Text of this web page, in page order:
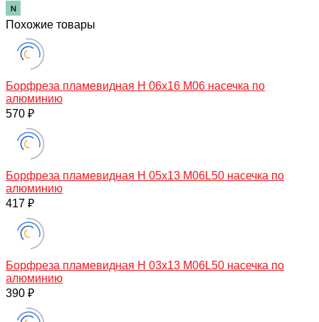
Похожие товары
Борфреза пламевидная H 06х16 M06 насечка по
алюминию
570 ₽
Борфреза пламевидная H 05х13 M06L50 насечка по
алюминию
417 ₽
Борфреза пламевидная H 03х13 M06L50 насечка по
алюминию
390 ₽